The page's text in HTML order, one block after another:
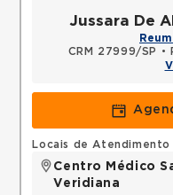
Jussara De
CRM 27999/SP
•
Locais de Atendimento
Centro Médico
Veridiana